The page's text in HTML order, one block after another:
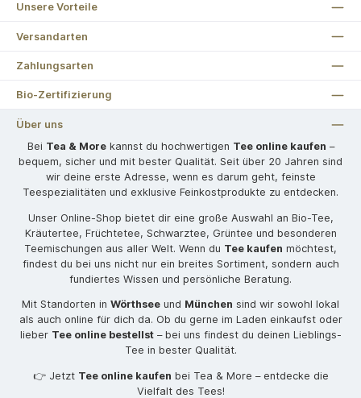
Unsere Vorteile
Versandarten
Zahlungsarten
Bio-Zertifizierung
Über uns
Bei Tea & Morekannst du hochwertigen Tee online kaufen –
bequem, sicher und mit bester Qualität. Seit über 20 Jahren sind
wir deine erste Adresse, wenn es darum geht, feinste
Teespezialitäten und exklusive Feinkostprodukte zu entdecken.
Unser Online-Shop bietet dir eine große Auswahl an Bio-Tee,
Kräutertee, Früchtetee, Schwarztee, Grüntee und besonderen
Teemischungen aus aller Welt. Wenn du Tee kaufen möchtest,
findest du bei uns nicht nur ein breites Sortiment, sondern auch
fundiertes Wissen und persönliche Beratung.
Mit Standorten in Wörthsee und München sind wir sowohl lokal
als auch online für dich da. Ob du gerne im Laden einkaufst oder
lieber Tee online bestellst– bei uns findest du deinen Lieblings-
Tee in bester Qualität.
👉 Jetzt Tee online kaufen bei Tea & More – entdecke die
Vielfalt des Tees!